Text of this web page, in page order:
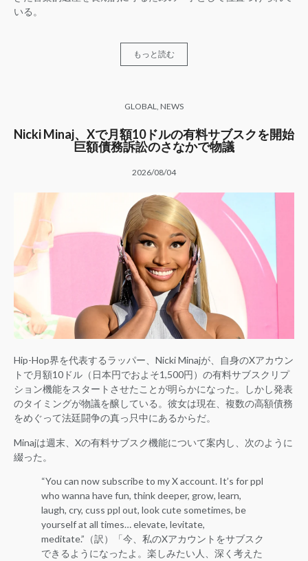
いる。
もっと読む
GLOBAL NEWS
Nicki Minaj、Xで月額10ドルの有料サブスクを開始
巨額債務訴訟のさなかで物議
2026/08/04
Hip-Hop界を代表するラッパー、Nicki Minajが、自身のXアカウン
トで月額10ドル（日本円でおよそ1,500円）の有料サブスクリプ
ション機能をスタートさせたことが明らかになった。しかし発表
のタイミングが物議を醸している。彼女は現在、複数の高額債務
をめぐって法廷闘争の真っ只中にあるからだ。
Minajは週末、Xの有料サブスク機能について案内し、次のように
綴った。
“You can now subscribe to my X account. It’s for ppl
who wanna have fun, think deeper, grow, learn,
laugh, cry, cuss ppl out, look cute sometimes, be
yourself at all times… elevate, levitate,
meditate.”（訳）「今、私のXアカウントをサブスク
できるようになったよ。楽しみたい人、深く考えた